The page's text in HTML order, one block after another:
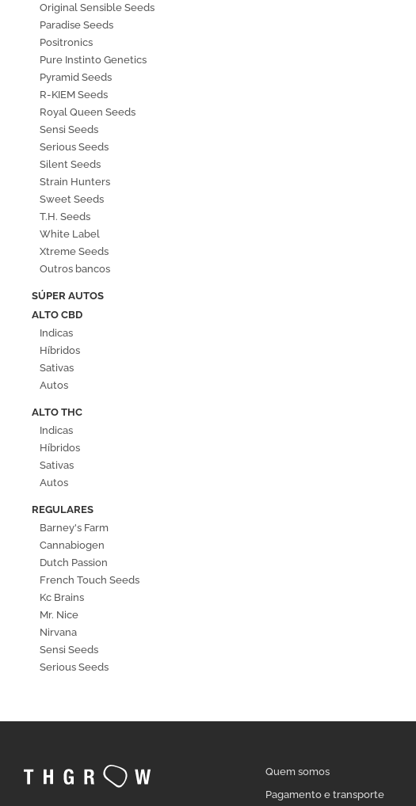
Original Sensible Seeds
Paradise Seeds
Positronics
Pure Instinto Genetics
Pyramid Seeds
R-KIEM Seeds
Royal Queen Seeds
Sensi Seeds
Serious Seeds
Silent Seeds
Strain Hunters
Sweet Seeds
T.H. Seeds
White Label
Xtreme Seeds
Outros bancos
SÚPER AUTOS
ALTO CBD
Indicas
Híbridos
Sativas
Autos
ALTO THC
Indicas
Híbridos
Sativas
Autos
REGULARES
Barney's Farm
Cannabiogen
Dutch Passion
French Touch Seeds
Kc Brains
Mr. Nice
Nirvana
Sensi Seeds
Serious Seeds
Quem somos
Pagamento e transporte